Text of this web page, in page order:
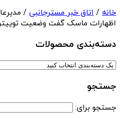
خانه / اتاق خبر مسترجانبی
اظهارات ماسک گفت وضعیت
دسته‌بندی‌ محصولات
جستجو
جستجو برای: